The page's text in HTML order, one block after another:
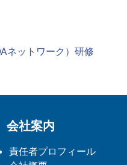
ネットワーク）研修
会社案内
責任者プロフィール